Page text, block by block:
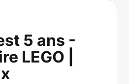
5 ans -
LEGO |